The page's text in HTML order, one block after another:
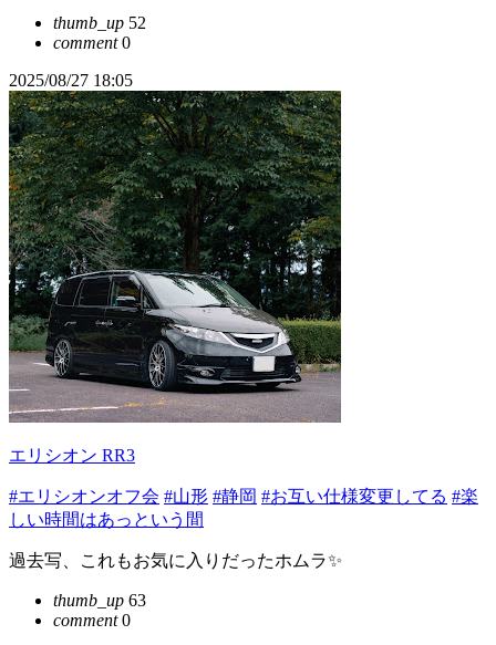
thumb_up 52
comment0
2025/08/27 18:05
エリシオン RR3
#エリシオンオフ会 #山形 #静岡 #お互い仕様変更してる #楽
しい時間はあっという間
過去写、これもお気に入りだったホムラ✨
thumb_up 63
comment0